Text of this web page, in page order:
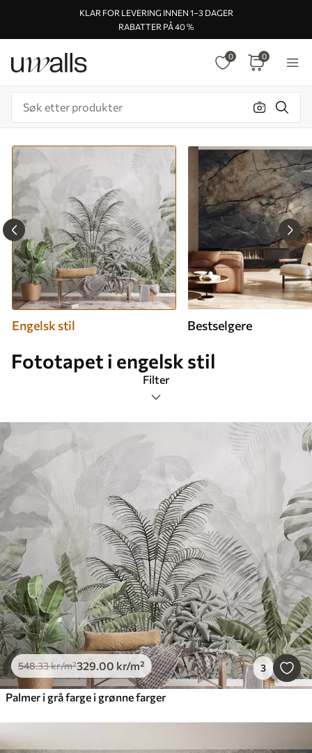
KLAR FOR LEVERING INNEN 1–3 DAGER
RABATTER PÅ 40 %
0 0
Engelsk stil Bestselgere
Fototapet i engelsk stil
Filter
Tagger
Farge
Smart
Tilbakestill alt
548.33kr/m²329.00 kr/m² 3
Palmer i grå farge i grønne farger